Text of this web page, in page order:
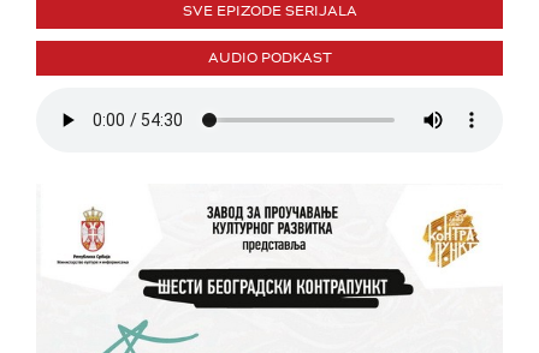
SVE EPIZODE SERIJALA
AUDIO PODKAST